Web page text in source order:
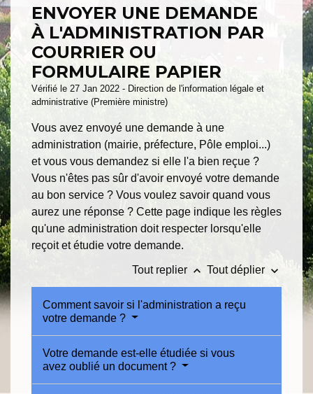
ENVOYER UNE DEMANDE
À L'ADMINISTRATION PAR
COURRIER OU
FORMULAIRE PAPIER
Vérifié le 27 Jan 2022 - Direction de l'information légale et
administrative (Première ministre)
Vous avez envoyé une demande à une
administration (mairie, préfecture, Pôle emploi...)
et vous vous demandez si elle l'a bien reçue ?
Vous n'êtes pas sûr d'avoir envoyé votre demande
au bon service ? Vous voulez savoir quand vous
aurez une réponse ? Cette page indique les règles
qu'une administration doit respecter lorsqu'elle
reçoit et étudie votre demande.
Tout replier keyboard_arrow_up Tout déplier keyboard_arrow_down
Comment savoir si l'administration a reçu
votre demande ?
Votre demande est-elle étudiée si vous
avez oublié un document ?